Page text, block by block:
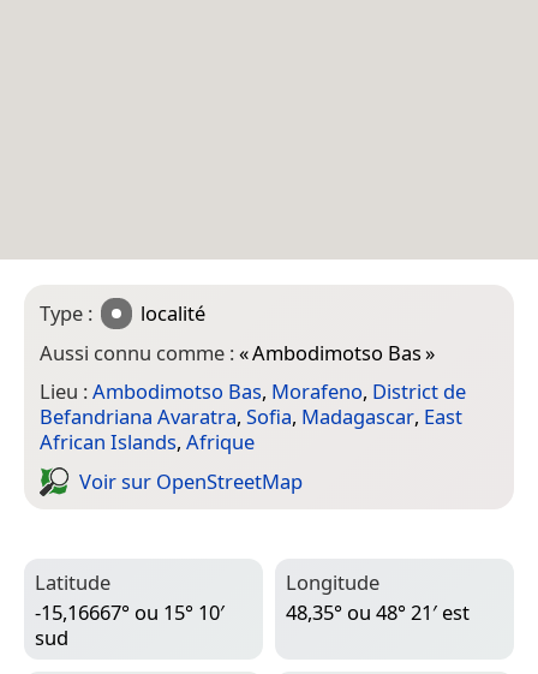
Type :
localité
Aussi connu comme :«Ambodimotso Bas»
Lieu :Ambodimotso Bas, Morafeno, District de
Befandriana Avaratra, Sofia, Madagascar, East
African Islands, Afrique
Voir sur Open­Street­Map
Latitude
-15,16667° ou 15° 10′
sud
Longitude
48,35° ou 48° 21′ est